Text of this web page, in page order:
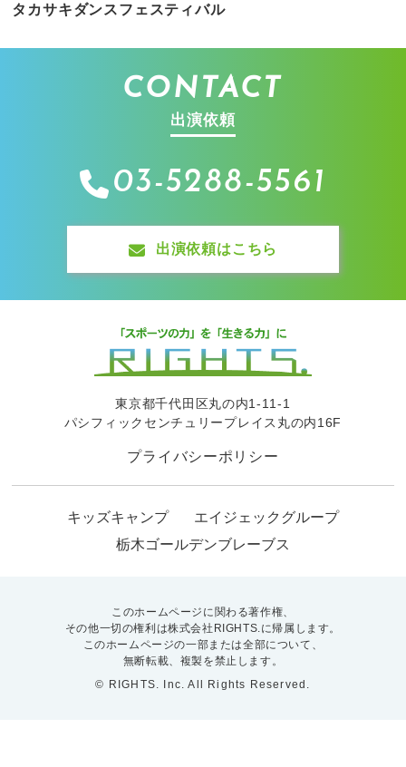
タカサキダンスフェスティバル
CONTACT
出演依頼
03-5288-5561
出演依頼はこちら
東京都千代田区丸の内1-11-1
パシフィックセンチュリープレイス丸の内16F
プライバシーポリシー
キッズキャンプ
エイジェックグループ
栃木ゴールデンブレーブス
このホームページに関わる著作権、
その他一切の権利は株式会社RIGHTS.に帰属します。
このホームページの一部または全部について、
無断転載、複製を禁止します。
© RIGHTS. Inc. All Rights Reserved.